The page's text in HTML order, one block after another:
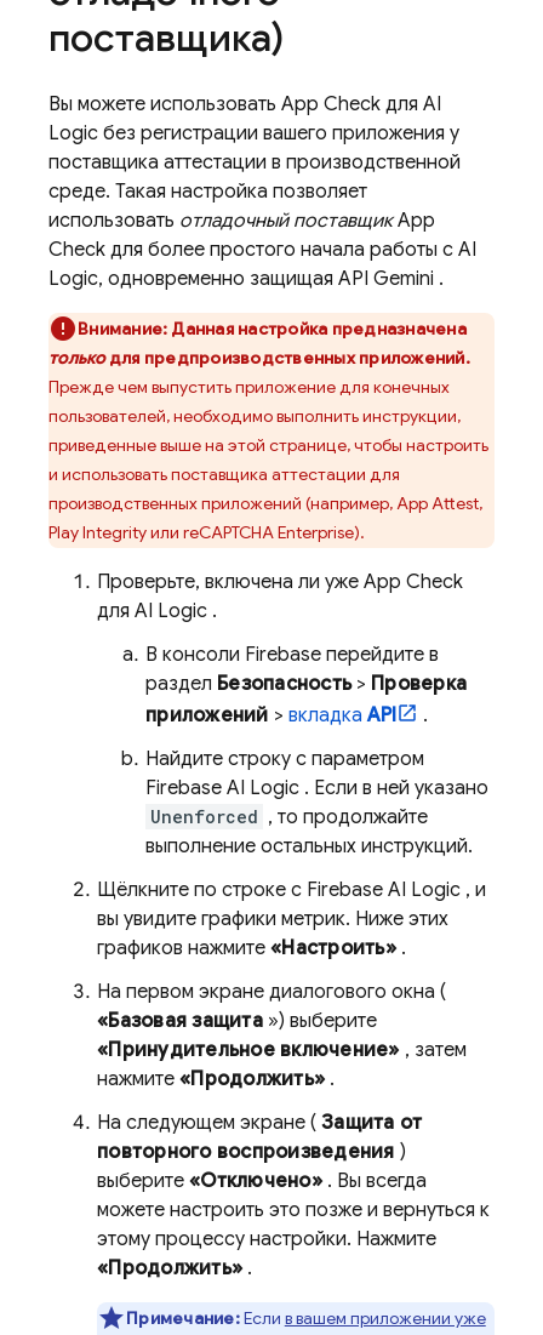
поставщика)
Вы можете использовать App Check для AI
Logic без регистрации вашего приложения у
поставщика аттестации в производственной
среде. Такая настройка позволяет
использовать отладочный поставщик App
Check для более простого начала работы с AI
Logic, одновременно защищая API Gemini .
Внимание: Данная настройка предназначена
толькодля предпроизводственных приложений.
Прежде чем выпустить приложение для конечных
пользователей, необходимо выполнить инструкции,
приведенные выше на этой странице, чтобы настроить
и использовать поставщика аттестации для
производственных приложений (например, App Attest,
Play Integrity или reCAPTCHA Enterprise).
Проверьте, включена ли уже App Check
для AI Logic .
В консоли Firebase перейдите в
раздел Безопасность> Проверка
приложений > вкладкаAPI
.
Найдите строку с параметром
Firebase AI Logic . Если в ней указано
Unenforced , то продолжайте
выполнение остальных инструкций.
Щёлкните по строке с Firebase AI Logic , и
вы увидите графики метрик. Ниже этих
графиков нажмите «Настроить».
На первом экране диалогового окна (
«Базовая защита») выберите
«Принудительное включение» , затем
нажмите «Продолжить» .
На следующем экране ( Защита от
повторного воспроизведения )
выберите «Отключено». Вы всегда
можете настроить это позже и вернуться к
этому процессу настройки. Нажмите
«Продолжить» .
Примечание:Если в вашем приложении уже